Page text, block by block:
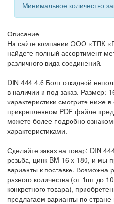
Минимальное количество
Описание
На сайте компании ООО «ТПК
найдете полный ассортимент
различного вида соединений.
DIN 444 4.6 Болт откидной
в наличии и под заказ. Размер:
характеристики смотрите ниже
прикрепленном PDF файле
можете более подробно
характеристиками.
Сделайте заказ на товар: DIN
резьба, цинк BM 16 x 180, и мы
варианты к поставке. Возможна
разного количества (от 1шт до
конкретного товара),
предлагаем варианты по стране